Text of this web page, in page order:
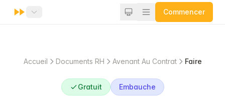
Commencer
Accueil Documents RH Avenant Au Contrat Faire
Gratuit Embauche